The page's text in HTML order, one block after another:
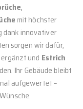
,
mit höchster
dank innovativer
sorgen wir dafür,
und Estrich
Ihr Gebäude bleibt
aufgewertet –